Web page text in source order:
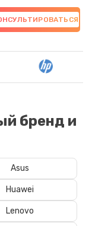
бренд и
Asus
Huawei
Lenovo